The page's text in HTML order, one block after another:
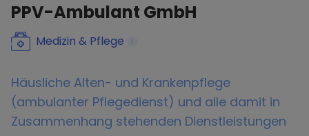
PPV-Ambulant GmbH
Medizin & Pflege i
Häusliche Alten- und Krankenpflege
(ambulanter Pflegedienst) und alle damit in
Zusammenhang stehenden Dienstleistungen